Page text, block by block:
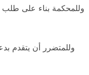
وللمحكمة بناء على طلب
وللمتضرر أن يتقدم